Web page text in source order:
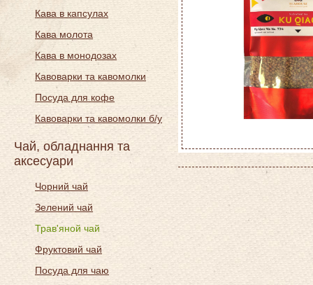
Кава в капсулах
Кава молота
Кава в монодозах
Кавоварки та кавомолки
Посуда для кофе
Кавоварки та кавомолки б/у
Чай, обладнання та
аксесуари
Чорний чай
Зелений чай
Трав'яной чай
Фруктовий чай
Посуда для чаю